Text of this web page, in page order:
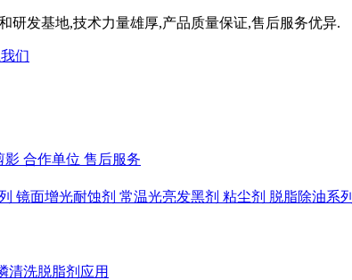
研发基地,技术力量雄厚,产品质量保证,售后服务优异.
们
影 合作单位 售后服务
镜面增光耐蚀剂 常温光亮发黑剂 粘尘剂 脱脂除油系列
清洗脱脂剂应用